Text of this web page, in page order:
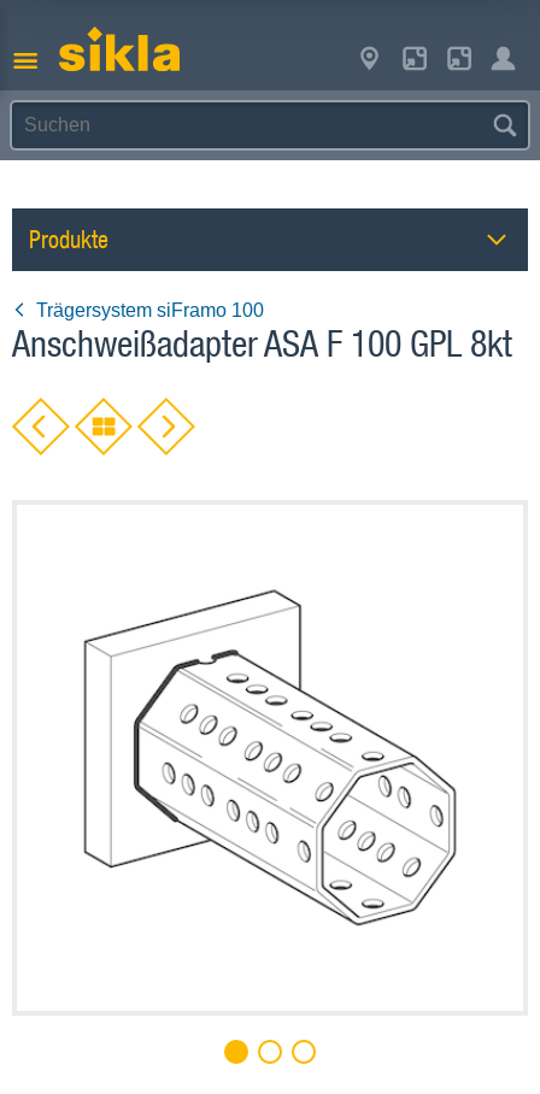
Produkte
Trägersystem siFramo 100
Anschweißadapter ASA F 100 GPL 8kt